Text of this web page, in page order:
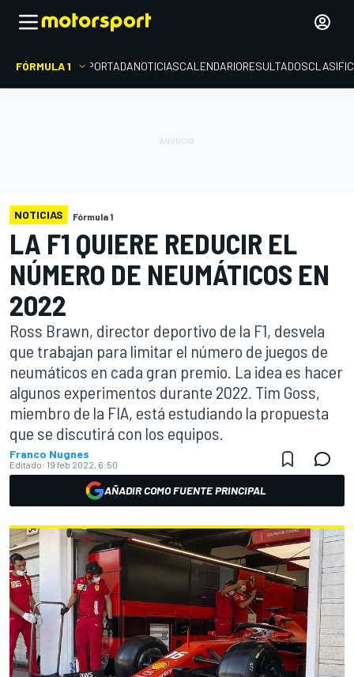
FÓRMULA 1 PORTADANOTICIASCALENDARIORESULTADOS
NOTICIAS Fórmula 1
LA F1 QUIERE REDUCIR EL
NÚMERO DE NEUMÁTICOS EN
2022
Ross Brawn, director deportivo de la F1, desvela
que trabajan para limitar el número de juegos de
neumáticos en cada gran premio. La idea es hacer
algunos experimentos durante 2022. Tim Goss,
miembro de la FIA, está estudiando la propuesta
que se discutirá con los equipos.
Franco Nugnes
Editado: 19 feb 2022, 6:50
AÑADIR COMO FUENTE PRINCIPAL